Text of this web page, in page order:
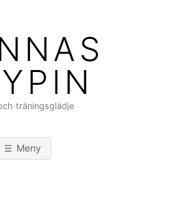
träningsglädje
Meny